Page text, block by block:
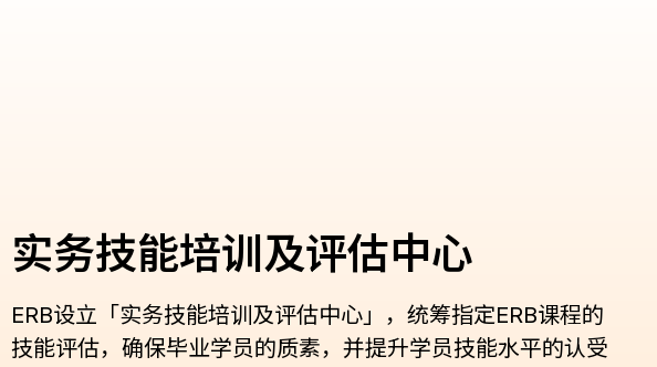
实务技能培训及评估中心
ERB设立「实务技能培训及评估中心」，统筹指定ERB课程的
技能评估，确保毕业学员的质素，并提升学员技能水平的认受